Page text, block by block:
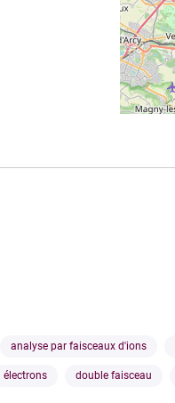
analyse par faisceaux d'ions
électrons double faisceau